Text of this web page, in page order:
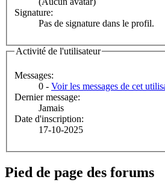
Signature:
Pas de signature dans le profil.
Activité de l'utilisateur
Messages:
0 - Voir les messages de cet
Dernier message:
Jamais
Date d'inscription:
17-10-2025
Pied de page des forums